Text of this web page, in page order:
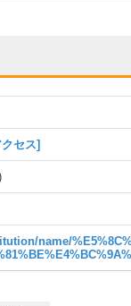
クセス]
name/